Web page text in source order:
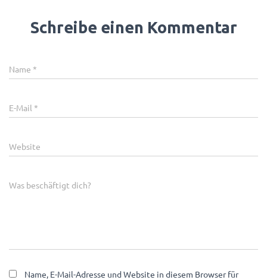
Schreibe einen Kommentar
Name *
E-Mail *
Website
Was beschäftigt dich?
Name, E-Mail-Adresse und Website in diesem Browser für